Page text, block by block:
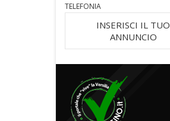
TELEFONIA
INSERISCI IL TUO
ANNUNCIO